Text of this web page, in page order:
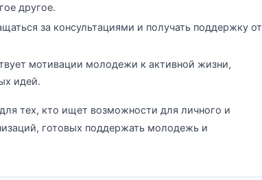
другое.
за консультациями и получать поддержку от
мотивации молодежи к активной жизни,
идей.
тех, кто ищет возможности для личного и
готовых поддержать молодежь и